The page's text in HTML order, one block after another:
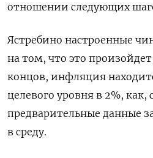
отношении следующих
Ястребино настроенные
на том, что это
концов, инфляция
целевого уровня в 2%, как,
предварительные данные
в среду.